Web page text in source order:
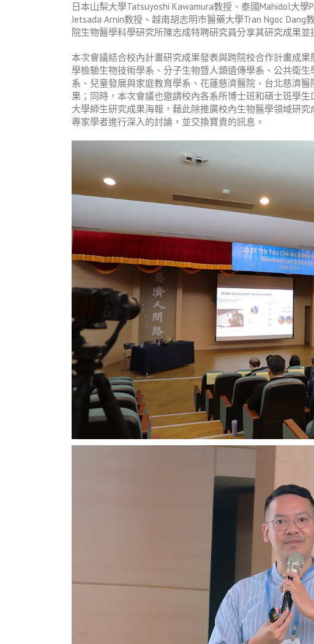
日本山梨大學Tatsuyoshi Kawamura教授、泰國Mahidol大學
Jetsada Arnin教授、越南胡志明市醫藥大學Tran Ngoc Dang
院生物醫學科學研究所陳志成特聘研究員分享其研究成果並
本次會議結合校內計畫研究成果發表與跨院校合作計畫成
學檢驗生物技術學系、分子生物暨人類遺傳學系、公共衛
系、兒童發展與家庭教育學系、花蓮慈濟醫院、台北慈濟
果；同時，本次會議也邀請校內各系所博士班和碩士班學
大學師生研究成果海報，藉此除推廣校內生物醫學領域研
專家學者進行深入的討論，並交換寶貴的訊息。